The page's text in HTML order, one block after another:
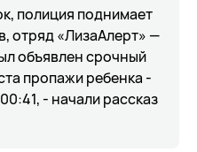
полиция поднимает
отряд «ЛизаАлерт» —
объявлен срочный
пропажи ребенка -
- начали рассказ